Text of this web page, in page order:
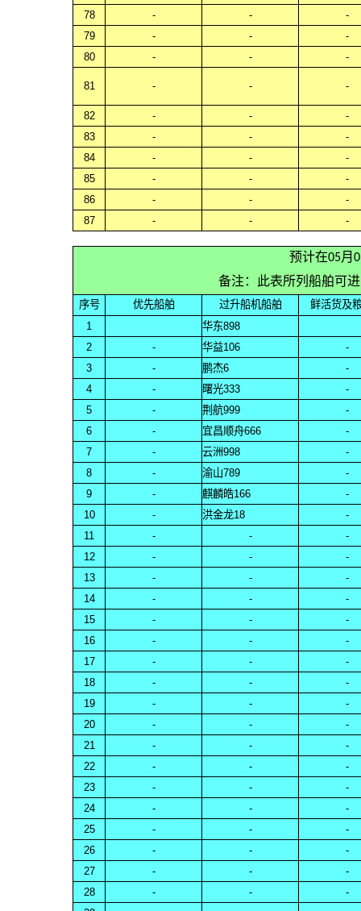
78
- -
-
79
- -
-
80
- - -
81 - - -
82 - -
-
83
- -
-
84
- -
-
85
- -
-
86
- -
-
87
- - -
预计在05月
备注：此表所列船舶可
序号 优先船舶 过升船机船舶 鲜活货及
1
华东898
2
- 华益106
-
3
- 鹏杰6
-
4
- 曙光333
-
5
- 荆航999
-
6
- 宜昌顺舟666
-
7
- 云洲998
-
8
- 渝山789
-
9
- 麒麟皓166
-
10
- 洪金龙18
-
11
- -
-
12
- -
-
13
- -
-
14
- -
-
15
- -
-
16
- -
-
17
- -
-
18
- -
-
19
- -
-
20
- -
-
21
- -
-
22
- -
-
23
- -
-
24
- -
-
25
- -
-
26
- -
-
27
- -
-
28
- -
-